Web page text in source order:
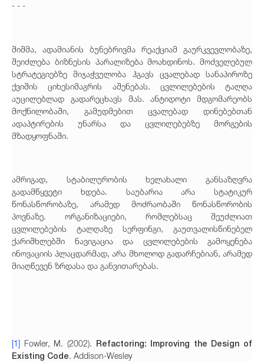
- - -
შიშმა, ადამიანის ბუნებრივმა რეაქციამ გაურკვევლობაზე,
შეიძლება ბიზნესის პარალიზება მოახდინოს. მოძველებულ
სტრატეგიებზე მიჯაჭვულობა ჰგავს ცვალებად სანაპიროზე
ქვიშის ციხესიმაგრის აშენებას. ცვლილებების ტალღა
აუცილებლად გადარეცხავს მას. ანტიდოტი მდგომარეობს
მოქნილობაში, გამუდმებით ცვალებად დინებებთან
ადაპტირების უნარსა და ცვლილებებზე მორგების
მზადყოფნაში.
ამრიგად, სტაბილურობის ხელახალი განსაზღვრა
გადამწყვეტი ხდება. საუბარია არა სტატიკურ
წონასწორობაზე, არამედ მოძრაობაში წონასწორობის
პოვნაზე. ორგანიზაციები, რომლებსაც შეუძლიათ
ცვლილებების ტალღაზე სერფინგი, გაუთვალისწინებელ
ქარიშხლებში ნავიგაცია და ცვლილებების გამოყენება
ინოვაციის პლაცდარმად, არა მხოლოდ გადარჩებიან, არამედ
მიაღწევენ ზრდასა და განვითარებას.
[1] Fowler, M. (2002). Refactoring: Improving the Design of
Existing Code. Addison-Wesley